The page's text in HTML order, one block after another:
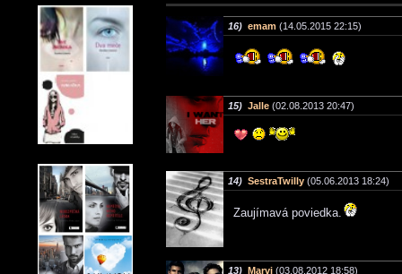
16) emam (14.05.2015 22:15)
15) Jalle (02.08.2013 20:47)
14) SestraTwilly (05.06.2013 18:24)
Zaujímavá poviedka.
13) Marvi (03.08.2012 18:58)